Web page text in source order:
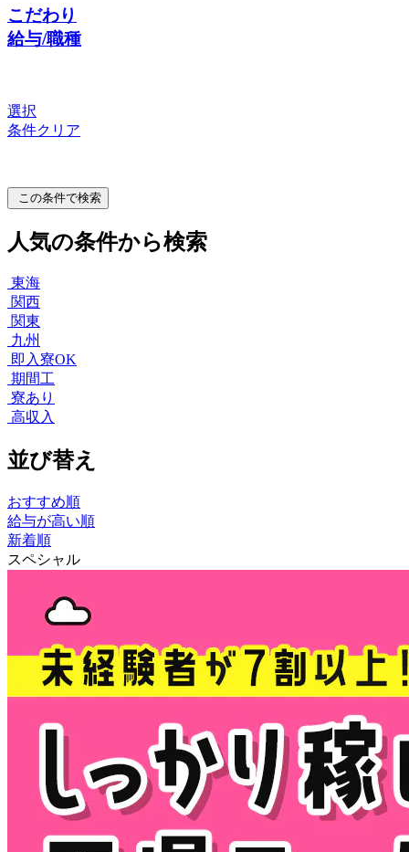
こだわり
給与/職種
選択
条件クリア
この条件で検索
人気の条件から検索
東海
関西
関東
九州
即入寮OK
期間工
寮あり
高収入
並び替え
おすすめ順
給与が高い順
新着順
スペシャル